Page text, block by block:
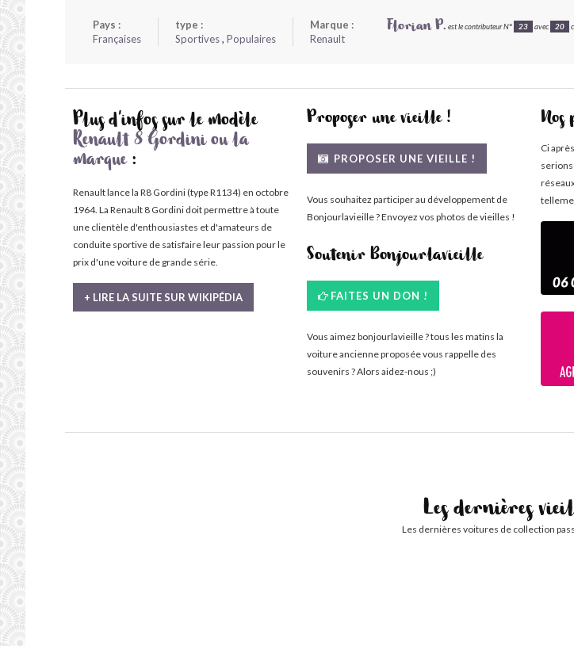
Pays :
Françaises
type :
Sportives, Populaires
Marque :
Renault
Florian P. est le contributeur N° 23 avec 20
Plus d'infos sur le modèle
Renault 8 Gordini ou la
marque:
Renault lance la R8 Gordini (type R1134) en octobre
1964. La Renault 8 Gordini doit permettre à toute
une clientèle d'enthousiastes et d'amateurs de
conduite sportive de satisfaire leur passion pour le
prix d'une voiture de grande série.
+ LIRE LA SUITE SUR WIKIPÉDIA
Proposer une vieille !
PROPOSER UNE VIEILLE !
Vous souhaitez participer au développement de
Bonjourlavieille ? Envoyez vos photos de vieilles !
Soutenir Bonjourlavieille
FAITES UN DON !
Vous aimez bonjourlavieille ? tous les matins la
voiture ancienne proposée vous rappelle des
souvenirs ? Alors aidez-nous ;)
Nos
Ci
serions
Les dernières
Les dernières voitures de collection